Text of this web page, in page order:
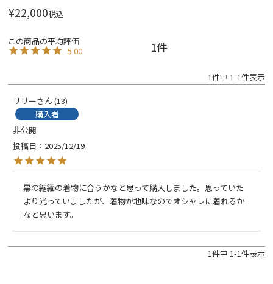
¥22,000税込
5.00 1
1件中 1-1件表示
リリー
13
購入者
非公開
投稿日
2025/12/19
黒の縮緬の着物に合うかなと思って購入しました。思っていた
より光っていましたが、着物が地味なのでオシャレに着れるか
なと思います。
1件中 1-1件表示